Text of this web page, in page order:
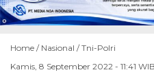
Home / Nasional /Tni-Polri
Kamis, 8 September 2022 - 11:41 WIB